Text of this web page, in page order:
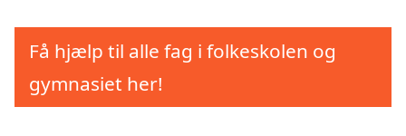
Få hjælp til alle fag i folkeskolen og
gymnasiet her!